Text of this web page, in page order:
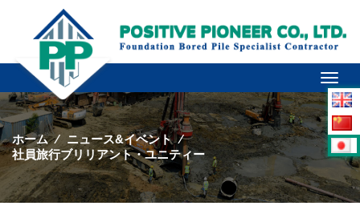
ホーム ⁄ ニュース&イベント ⁄
社員旅行ブリリアント・ユニティー